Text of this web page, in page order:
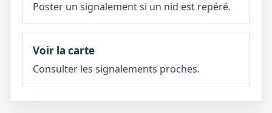
Poster un signalement si un nid est repéré.
Voir la carte
Consulter les signalements proches.